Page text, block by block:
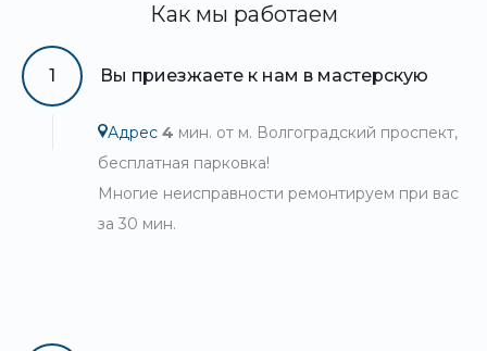
Как мы работаем
1 Вы приезжаете к нам в мастерскую
Адрес 4 мин. от м. Волгоградский проспект,
бесплатная парковка!
Многие неисправности ремонтируем при вас
за 30 мин.